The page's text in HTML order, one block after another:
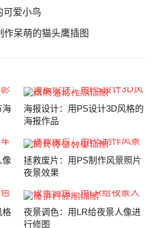
可爱小鸟
作呆萌的猫头鹰插图
海
海报设计：用PS设计3D风格的
海报作品
像
拯救废片：用PS制作风景照片
夜景效果
格
夜景调色：用LR给夜景人像进
行修图